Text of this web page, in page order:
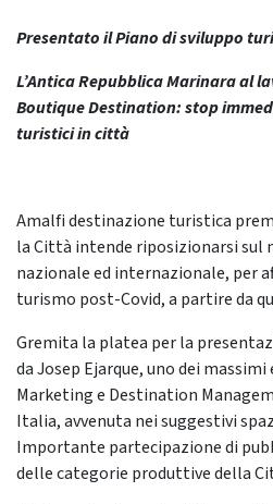
Presentato il Piano di sviluppo
L’Antica Repubblica Marinara al
Boutique Destination: stop
turistici in città
Amalfi destinazione turistica
la Città intende riposizionarsi sul
nazionale ed internazionale, per
turismo post-Covid, a partire da
Gremita la platea per la
da Josep Ejarque, uno dei
Marketing e Destination
Italia, avvenuta nei suggestivi
Importante partecipazione di
delle categorie produttive della